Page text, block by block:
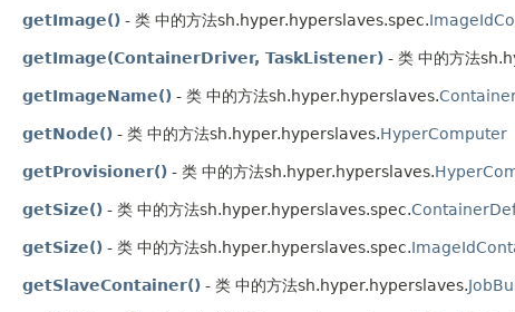
getImage() - 类 中的方法sh.hyper.hyperslaves.spec.
getImage(ContainerDriver, TaskListener) - 类 中的方法
getImageName() - 类 中的方法sh.hyper.hyperslaves.
getNode() - 类 中的方法sh.hyper.hyperslaves.HyperComputer
getProvisioner() - 类 中的方法sh.hyper.hyperslaves.
getSize() - 类 中的方法sh.hyper.hyperslaves.spec.
getSize() - 类 中的方法sh.hyper.hyperslaves.spec.
getSlaveContainer() - 类 中的方法sh.hyper.hyperslaves.